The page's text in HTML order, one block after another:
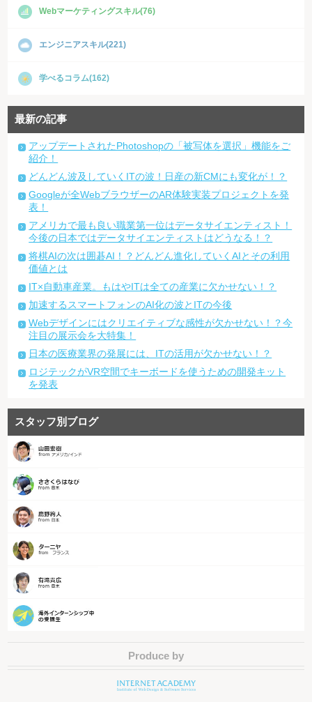
Webマーケティングスキル(76)
エンジニアスキル(221)
学べるコラム(162)
最新の記事
アップデートされたPhotoshopの「被写体を選択」機能をご
紹介！
どんどん波及していくITの波！日産の新CMにも変化が！？
Googleが全WebブラウザーのAR体験実装プロジェクトを発
表！
アメリカで最も良い職業第一位はデータサイエンティスト！
今後の日本ではデータサイエンティストはどうなる！？
将棋AIの次は囲碁AI！？どんどん進化していくAIとその利用
価値とは
IT×自動車産業。もはやITは全ての産業に欠かせない！？
加速するスマートフォンのAI化の波とITの今後
Webデザインにはクリエイティブな感性が欠かせない！？今
注目の展示会を大特集！
日本の医療業界の発展には、ITの活用が欠かせない！？
ロジテックがVR空間でキーボードを使うための開発キット
を発表
スタッフ別ブログ
Produce by